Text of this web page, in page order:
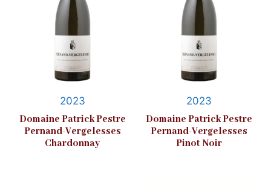
2023
Domaine Patrick Pestre
Pernand-Vergelesses
Chardonnay
2023
Domaine Patrick Pestre
Pernand-Vergelesses
Pinot Noir